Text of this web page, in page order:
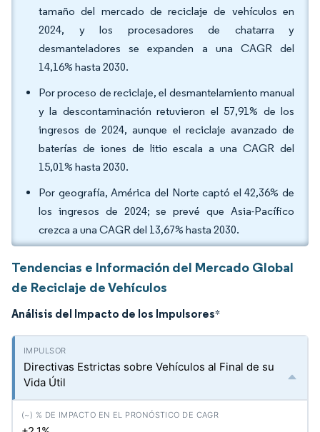
tamaño del mercado de reciclaje de vehículos en
2024, y los procesadores de chatarra y
desmanteladores se expanden a una CAGR del
14,16% hasta 2030.
Por proceso de reciclaje, el desmantelamiento manual
y la descontaminación retuvieron el 57,91% de los
ingresos de 2024, aunque el reciclaje avanzado de
baterías de iones de litio escala a una CAGR del
15,01% hasta 2030.
Por geografía, América del Norte captó el 42,36% de
los ingresos de 2024; se prevé que Asia-Pacífico
crezca a una CAGR del 13,67% hasta 2030.
Tendencias e Información del Mercado Global
de Reciclaje de Vehículos
Análisis del Impacto de los Impulsores*
Directivas Estrictas sobre Vehículos al Final de su
Vida Útil